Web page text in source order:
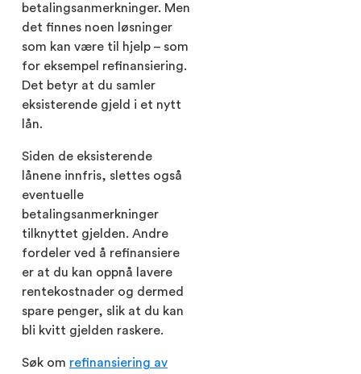
betalingsanmerkninger. Men
det finnes noen løsninger
som kan være til hjelp – som
for eksempel refinansiering.
Det betyr at du samler
eksisterende gjeld i et nytt
lån.
Siden de eksisterende
lånene innfris, slettes også
eventuelle
betalingsanmerkninger
tilknyttet gjelden. Andre
fordeler ved å refinansiere
er at du kan oppnå lavere
rentekostnader og dermed
spare penger, slik at du kan
bli kvitt gjelden raskere.
Søk om refinansiering av